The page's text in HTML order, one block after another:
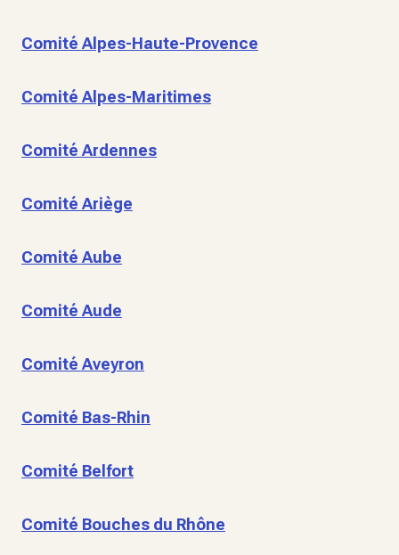
Comité Alpes-Haute-Provence
Comité Alpes-Maritimes
Comité Ardennes
Comité Ariège
Comité Aube
Comité Aude
Comité Aveyron
Comité Bas-Rhin
Comité Belfort
Comité Bouches du Rhône